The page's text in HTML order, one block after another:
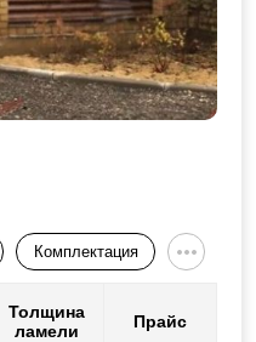
Комплектация
Толщина
ламели
Прайс